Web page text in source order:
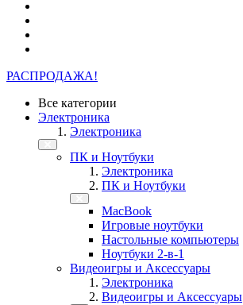
РАСПРОДАЖА!
Все категории
Электроника
Электроника
ПК и Ноутбуки
Электроника
ПК и Ноутбуки
MacBook
Игровые ноутбуки
Настольные компьютеры
Ноутбуки 2-в-1
Видеоигры и Аксессуары
Электроника
Видеоигры и Аксессуары